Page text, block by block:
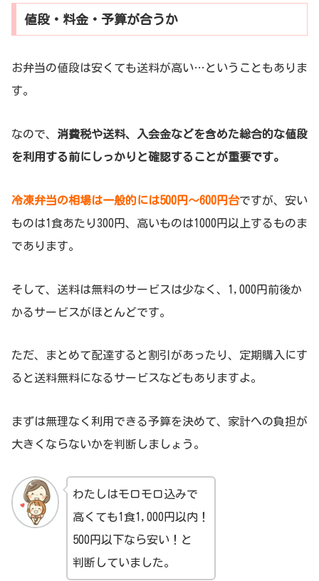
値段・料金・予算が合うか
お弁当の値段は安くても送料が高い…ということもありま
す。
なので、 消費税や送料、入会金などを含めた総合的な値段
を利用する前にしっかりと確認することが重要です。
冷凍弁当の相場は一般的には500円～600円台ですが、安い
ものは1食あたり300円、高いものは1000円以上するものま
であります。
そして、送料は無料のサービスは少なく、1,000円前後か
かるサービスがほとんどです。
ただ、まとめて配達すると割引があったり、定期購入にす
ると送料無料になるサービスなどもありますよ。
まずは無理なく利用できる予算を決めて、家計への負担が
大きくならないかを判断しましょう。
わたしはモロモロ込みで
高くても1食1,000円以内！
500円以下なら安い！と
判断していました。